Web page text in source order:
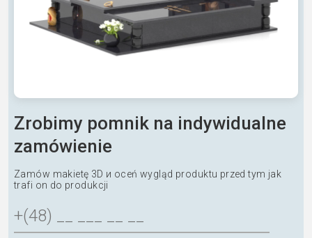
Zrobimy pomnik na indywidualne
zamówienie
Zamów makietę 3D и oceń wygląd produktu przed tym jak
trafi on do produkcji